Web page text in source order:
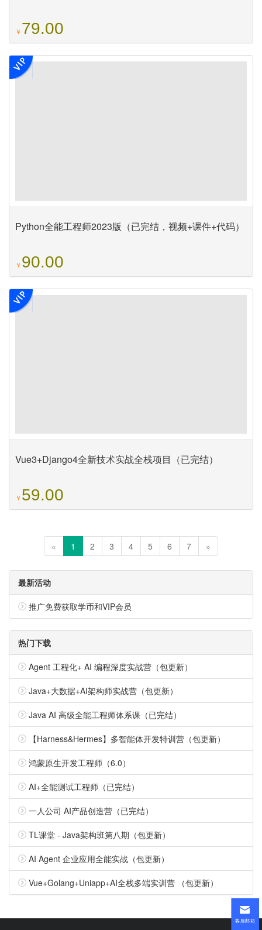
￥79.00
Python全能工程师2023版（已完结，视频+课件+代码）
￥90.00
Vue3+Django4全新技术实战全栈项目（已完结）
￥59.00
« 1 2 3 4 5 6 7 »
最新活动
推广免费获取学币和VIP会员
热门下载
Agent 工程化+ AI 编程深度实战营（包更新）
Java+大数据+AI架构师实战营（包更新）
Java AI 高级全能工程师体系课（已完结）
【Harness&Hermes】多智能体开发特训营（包更新）
鸿蒙原生开发工程师（6.0）
AI+全能测试工程师（已完结）
一人公司 AI产品创造营（已完结）
TL课堂 - Java架构班第八期（包更新）
AI Agent 企业应用全能实战（包更新）
Vue+Golang+Uniapp+AI全栈多端实训营 （包更新）
客服邮箱